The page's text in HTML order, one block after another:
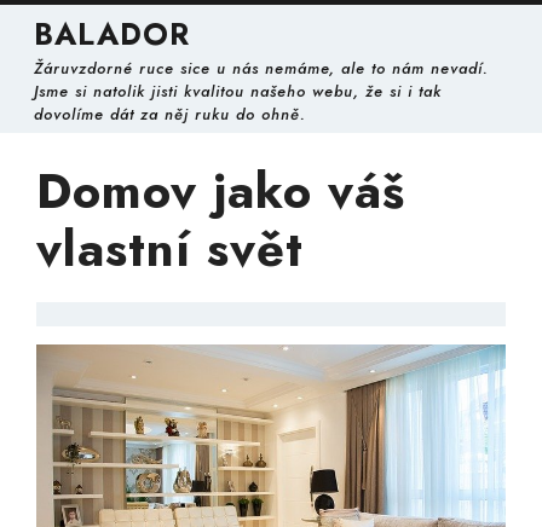
Skip
content
BALADOR
Žáruvzdorné ruce sice u nás nemáme, ale to nám nevadí.
Jsme si natolik jisti kvalitou našeho webu, že si i tak
dovolíme dát za něj ruku do ohně.
Domov jako váš
vlastní svět